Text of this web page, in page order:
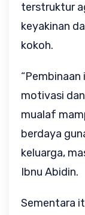
terstruktur
keyakinan
kokoh.
motivasi
mualaf
berdaya
keluarga,
Ibnu Abidin.
Sementara